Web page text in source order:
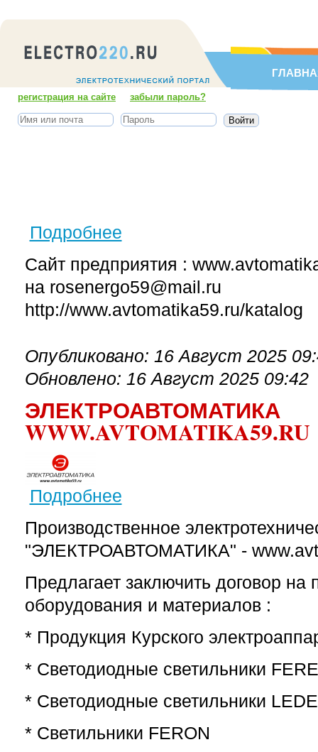
регистрация на сайте забыли пароль?
Подробнее
Сайт предприятия :
на rosenergo59@mail.ru
http://www.avtomatika59.ru/katalog
Опубликовано: 16 Август 2025
Обновлено: 16 Август 2025 09:42
ЭЛЕКТРОАВТОМАТИКА
WWW.AVTOMATIKA59.RU
Подробнее
Производственное
"ЭЛЕКТРОАВТОМАТИКА" -
Предлагает заключить договор на
оборудования и материалов :
* Продукция Курского
* Светодиодные светильники
* Светодиодные светильники
* Светильники FERON